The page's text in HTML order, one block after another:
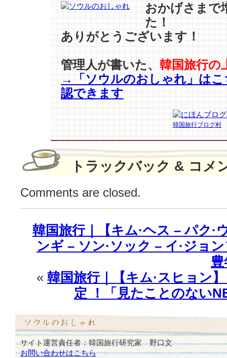
【チ
ウ
ォ
キ
ム・
ン
etc..】
タ
イ
リ
zip♪
は
おかげさまで
た！
ありがとうございます！
管理人が書いた、 韓国旅行の
→「ソウルのおしゃれ」はこ
認できます
韓国旅行ブログ村
トラックバック & コメ
Comments are closed.
韓国旅行｜【キム·ヘス – パク·
ンギ – ソン·ソック – イ·ジョ
« 韓国旅行｜【キム·スヒョン
定 ！「見たことのない
サイト運営責任者：韓国旅行研究家 野口文
お問い合わせはこちら